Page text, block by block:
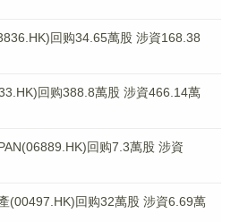
回购34.65萬股 涉資168.38
回购388.8萬股 涉資466.14萬
回购7.3萬股 涉資
(00497.HK)回购32萬股 涉資6.69萬